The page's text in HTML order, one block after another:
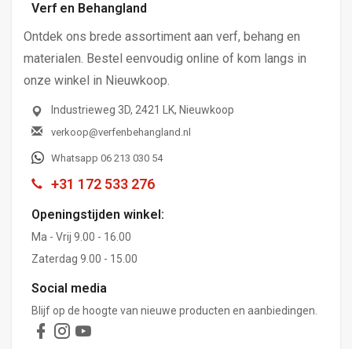
Verf en Behangland
Ontdek ons brede assortiment aan verf, behang en
materialen. Bestel eenvoudig online of kom langs in
onze winkel in Nieuwkoop.
Industrieweg 3D, 2421 LK, Nieuwkoop
verkoop@verfenbehangland.nl
Whatsapp 06 213 030 54
+31 172 533 276
Openingstijden winkel:
Ma - Vrij 9.00 - 16.00
Zaterdag 9.00 - 15.00
Social media
Blijf op de hoogte van nieuwe producten en aanbiedingen.